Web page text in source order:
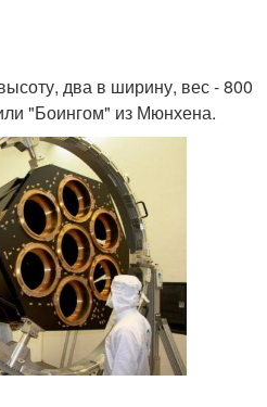
два в ширину, вес - 800
"Боингом" из Мюнхена.